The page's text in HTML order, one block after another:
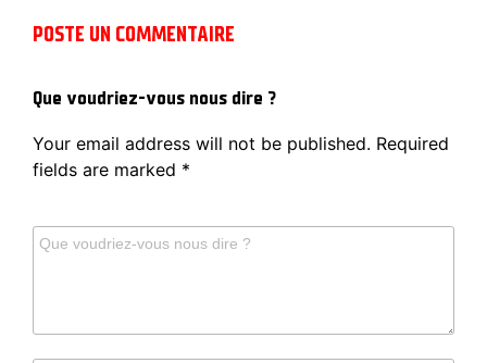
POSTE UN COMMENTAIRE
Que voudriez-vous nous dire ?
Your email address will not be published. Required
fields are marked *